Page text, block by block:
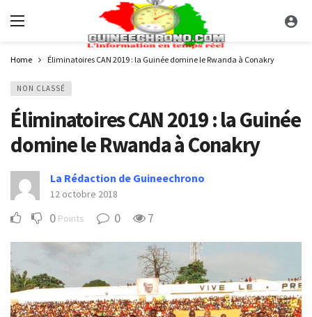
Home Éliminatoires CAN 2019 : la Guinée domine le Rwanda à Conakry
NON CLASSÉ
Éliminatoires CAN 2019 : la Guinée
domine le Rwanda à Conakry
La Rédaction de Guineechrono
12 octobre 2018
0 Points 0 7